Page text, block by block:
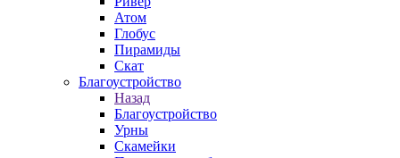
Атом
Глобус
Пирамиды
Скат
Благоустройство
Назад
Благоустройство
Урны
Скамейки